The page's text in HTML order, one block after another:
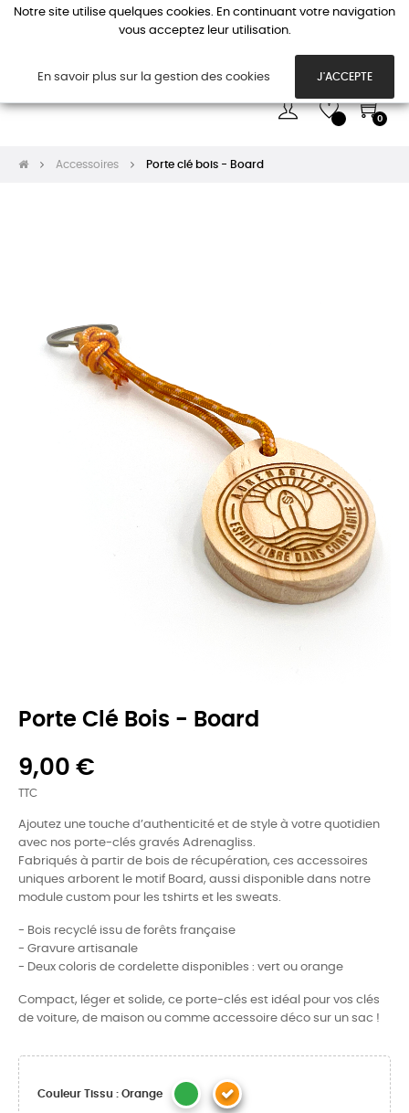
la
0
Accessoires Porte clé bois - Board
Porte Clé Bois - Board
9,00 €
TTC
Ajoutez une touche d’authenticité et de style à votre quotidien
avec nos porte-clés gravés Adrenagliss.
Fabriqués à partir de bois de récupération, ces accessoires
uniques arborent le motif Board, aussi disponible dans notre
module custom pour les tshirts et les sweats.
- Bois recyclé issu de forêts française
- Gravure artisanale
- Deux coloris de cordelette disponibles : vert ou orange
Compact, léger et solide, ce porte-clés est idéal pour vos clés
de voiture, de maison ou comme accessoire déco sur un sac !
Couleur Tissu : Orange
Notre site utilise quelques cookies. En continuant votre navigation
vous acceptez leur utilisation.
En savoir plus sur la gestion des cookies J'ACCEPTE